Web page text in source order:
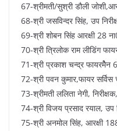
67-श्रीमती/सुश्री डौली
68-श्री जसविन्दर सिंह, उप
69-श्री शोबन सिंह आरक्षी 28
70-श्री त्रिलोक राम लीडिंग
71-श्री प्रकाश चन्द्र फायरमेैन
72-श्री पवन कुमार,फायर
73-श्रीमती ललिता नेगी,
74-श्री विजय प्रसाद रयाल, उप
75-श्री अनमोल सिंह, आरक्षी